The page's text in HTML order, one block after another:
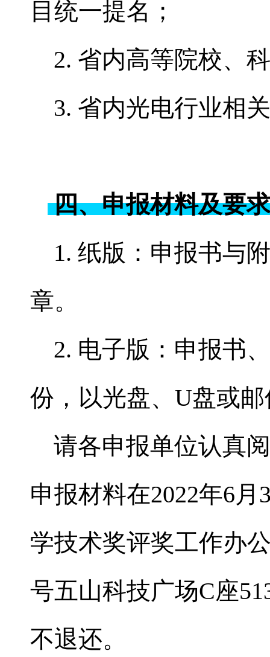
目统一提名；
2. 省内高等院校、
3. 省内光电行业相
四、申报材料及要
1. 纸版：申报书与
章。
2. 电子版：申报书
份，以光盘、U盘或
请各申报单位认真
申报材料在2022年6
学技术奖评奖工作办
号五山科技广场C座
不退还。